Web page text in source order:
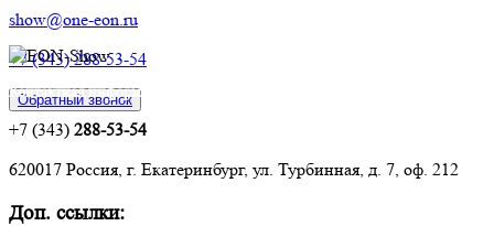
show@one-eon.ru
+7 (343) 288-53-54
Обратный звонок
Контактная информация:
+7 (343) 288-53-54
620017 Россия, г. Екатеринбург, ул. Турбинная, д. 7, оф. 212
Доп. ссылки: